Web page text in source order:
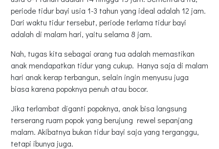
periode tidur bayi usia 1-3 tahun yang ideal adalah 12 jam.
Dari waktu tidur tersebut, periode terlama tidur bayi
adalah di malam hari, yaitu selama 8 jam.
Nah, tugas kita sebagai orang tua adalah memastikan
anak mendapatkan tidur yang cukup. Hanya saja di malam
hari anak kerap terbangun, selain ingin menyusu juga
biasa karena popoknya penuh atau bocor.
Jika terlambat diganti popoknya, anak bisa langsung
terserang ruam popok yang berujung rewel sepanjang
malam. Akibatnya bukan tidur bayi saja yang terganggu,
tetapi ibunya juga.